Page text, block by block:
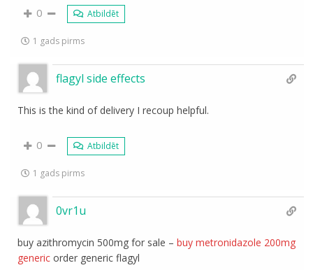
0 Atbildēt
1 gads pirms
flagyl side effects
This is the kind of delivery I recoup helpful.
0 Atbildēt
1 gads pirms
0vr1u
buy azithromycin 500mg for sale –buy metronidazole 200mg
generic order generic flagyl